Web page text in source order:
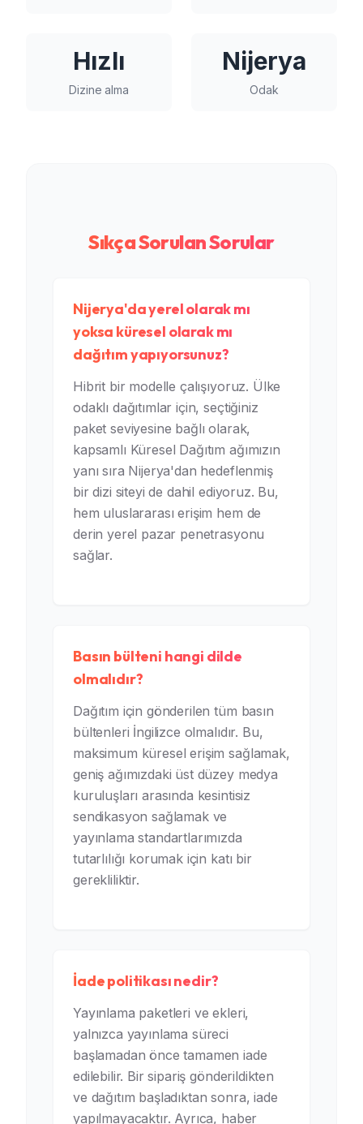
Hızlı
Dizine alma
Nijerya
Odak
Sıkça Sorulan Sorular
Nijerya'da yerel olarak mı
yoksa küresel olarak mı
dağıtım yapıyorsunuz?
Hibrit bir modelle çalışıyoruz. Ülke
odaklı dağıtımlar için, seçtiğiniz
paket seviyesine bağlı olarak,
kapsamlı Küresel Dağıtım ağımızın
yanı sıra Nijerya'dan hedeflenmiş
bir dizi siteyi de dahil ediyoruz. Bu,
hem uluslararası erişim hem de
derin yerel pazar penetrasyonu
sağlar.
Basın bülteni hangi dilde
olmalıdır?
Dağıtım için gönderilen tüm basın
bültenleri İngilizce olmalıdır. Bu,
maksimum küresel erişim sağlamak,
geniş ağımızdaki üst düzey medya
kuruluşları arasında kesintisiz
sendikasyon sağlamak ve
yayınlama standartlarımızda
tutarlılığı korumak için katı bir
gerekliliktir.
İade politikası nedir?
Yayınlama paketleri ve ekleri,
yalnızca yayınlama süreci
başlamadan önce tamamen iade
edilebilir. Bir sipariş gönderildikten
ve dağıtım başladıktan sonra, iade
yapılmayacaktır. Ayrıca, haber